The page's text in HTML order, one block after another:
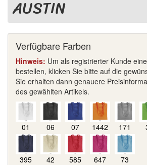
AUSTIN
Verfügbare Farben
Hinweis: Um als registrierter Kunde
bestellen, klicken Sie bitte auf die
Sie erhalten dann genauere
des gewählten Artikels.
01 06 07 1442 171
395 42 585 647 73